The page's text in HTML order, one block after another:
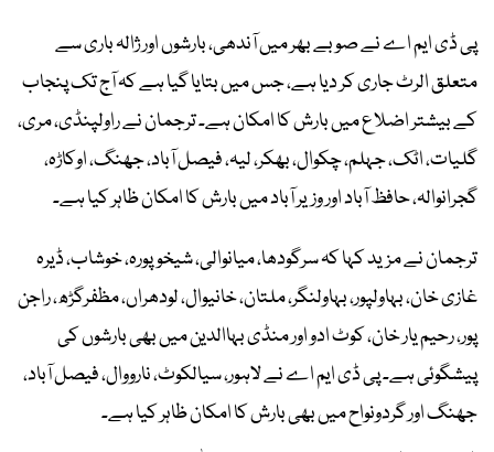
پی ڈی ایم اے نے صوبے بھر میں آندھی، بارشوں اور ژالہ باری سے
متعلق الرٹ جاری کر دیا ہے، جس میں بتایا گیا ہے کہ آج تک پنجاب
کے بیشتر اضلاع میں بارش کا امکان ہے۔ ترجمان نے راولپنڈی، مری،
گلیات، اٹک، جہلم، چکوال، بھکر، لیہ، فیصل آباد، جھنگ، اوکاڑہ،
گجرانوالہ، حافظ آباد اور وزیر آباد میں بارش کا امکان ظاہر کیا ہے۔
ترجمان نے مزید کہا کہ سرگودھا، میانوالی، شیخوپورہ، خوشاب، ڈیرہ
غازی خان، بہاولپور، بہاولنگر، ملتان، خانیوال، لودھراں، مظفرگڑھ، راجن
پور، رحیم یار خان، کوٹ ادو اور منڈی بہاالدین میں بھی بارشوں کی
پیشگوئی ہے۔ پی ڈی ایم اے نے لاہور، سیالکوٹ، نارووال، فیصل آباد،
جھنگ اور گردونواح میں بھی بارش کا امکان ظاہر کیا ہے۔